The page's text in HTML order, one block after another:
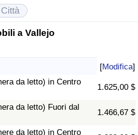
a Vallejo
[Modifica]
da letto) in Centro
1.625,00 $
da letto) Fuori dal
1.466,67 $
da letto) in Centro
Vita (corrente)
Vita
Vita per Nazione
Case (Corrente)
Case
Case per Nazione
Vita
Vita (Corrente)
vita per Paese